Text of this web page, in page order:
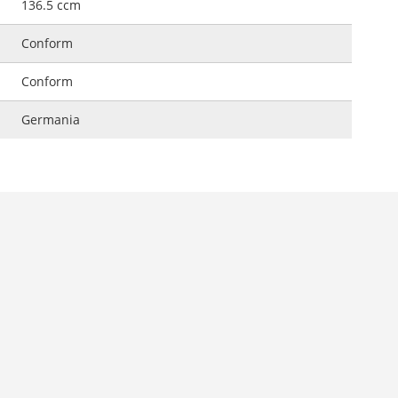
136.5 ccm
Conform
Conform
Germania